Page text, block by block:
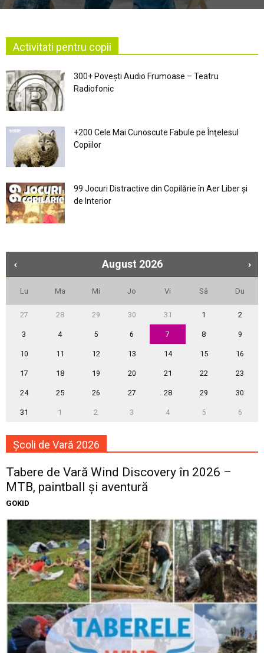
Activitati pentru copii
300+ Povești Audio Frumoase – Teatru
Radiofonic
+200 Cele Mai Cunoscute Fabule pe Înţelesul
Copiilor
99 Jocuri Distractive din Copilărie în Aer Liber şi
de Interior
August 2026
Lu Ma Mi Jo Vi Sâ Du
27 28 29 30 31 1 2
3 4 5 6 7 8 9
10 11 12 13 14 15 16
17 18 19 20 21 22 23
24 25 26 27 28 29 30
31 1 2 3 4 5 6
Școli de Vară 2026
Tabere de Vară Wind Discovery în 2026 –
MTB, paintball și aventură
GOKID